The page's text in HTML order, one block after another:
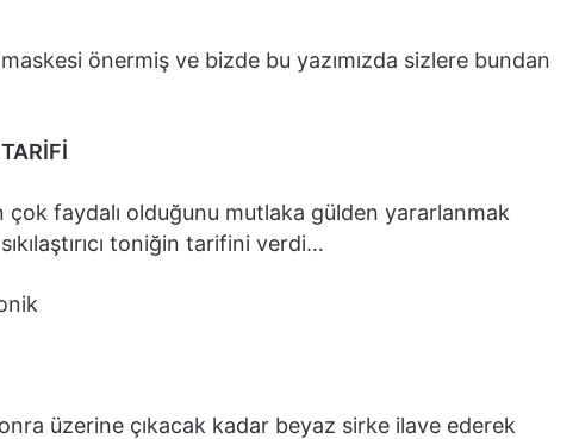
önermiş ve bizde bu yazımızda sizlere bundan
çok faydalı olduğunu mutlaka gülden yararlanmak
toniğin tarifini verdi…
üzerine çıkacak kadar beyaz sirke ilave ederek